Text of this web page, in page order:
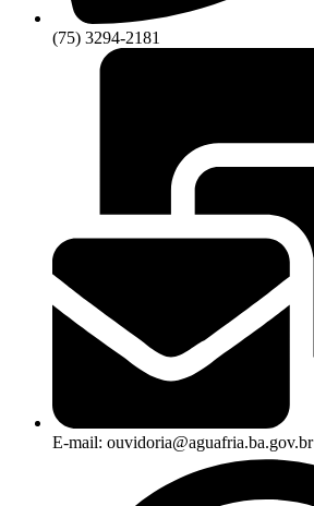
(75) 3294-2181
E-mail: ouvidoria@aguafria.ba.gov.br